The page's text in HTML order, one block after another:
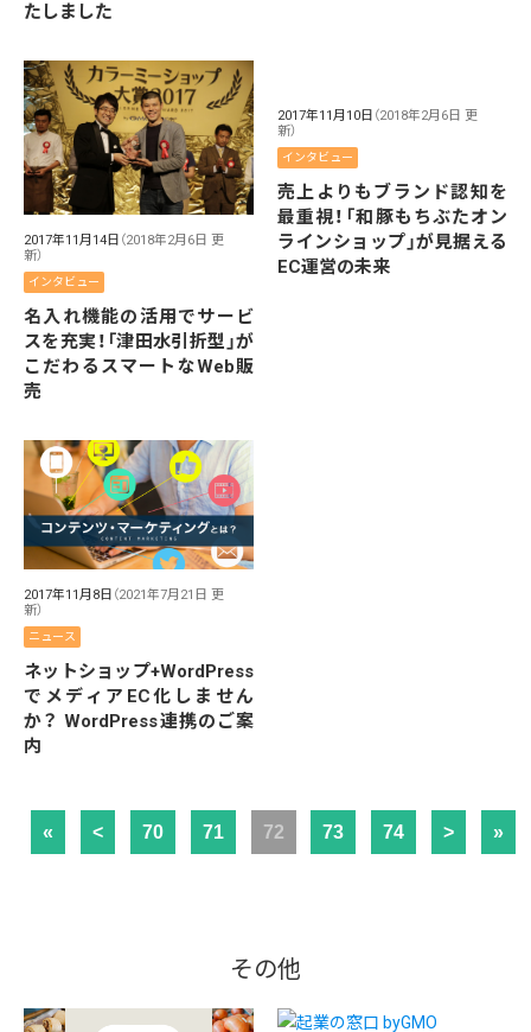
たしました
2017年11月14日 （2018年2月6日 更
新）
インタビュー
名入れ機能の活用でサービ
スを充実！「津田水引折型」が
こだわるスマートなWeb販
売
2017年11月10日 （2018年2月6日 更
新）
インタビュー
売上よりもブランド認知を
最重視！「和豚もちぶたオン
ラインショップ」が見据える
EC運営の未来
2017年11月8日 （2021年7月21日 更
新）
ニュース
ネットショップ+WordPress
でメディアEC化しません
か？ WordPress連携のご案
内
« < 70 71 72 73 74 > »
その他